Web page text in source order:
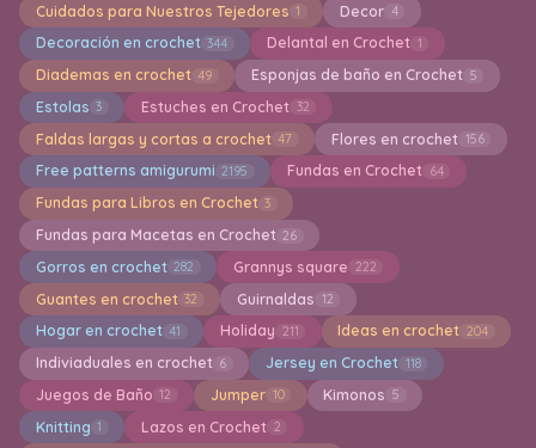
Cuidados para Nuestros Tejedores 1 Decor 4
Decoración en crochet 344 Delantal en Crochet 1
Diademas en crochet 49 Esponjas de baño en Crochet 5
Estolas 3 Estuches en Crochet 32
Faldas largas y cortas a crochet 47 Flores en crochet 156
Free patterns amigurumi 2195 Fundas en Crochet 64
Fundas para Libros en Crochet 3
Fundas para Macetas en Crochet 26
Gorros en crochet 282 Grannys square 222
Guantes en crochet 32 Guirnaldas 12
Hogar en crochet 41 Holiday 211 Ideas en crochet 204
Indiviaduales en crochet 6 Jersey en Crochet 118
Juegos de Baño 12 Jumper 10 Kimonos 5
Knitting 1 Lazos en Crochet 2